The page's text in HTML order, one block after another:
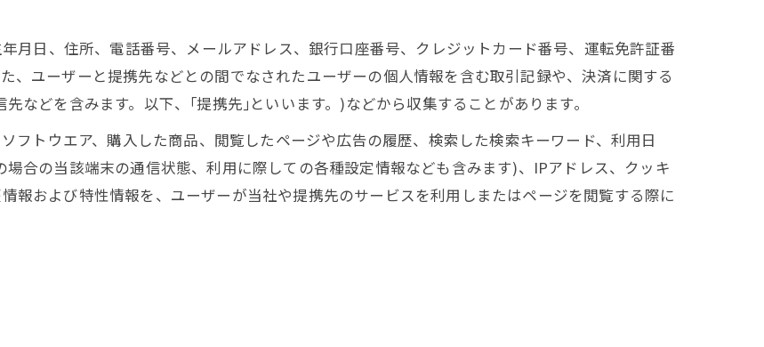
月日、住所、電話番号、メールアドレス、銀行口座番号、クレジットカード番号、運転免許証番
、ユーザーと提携先などとの間でなされたユーザーの個人情報を含む取引記録や、決済に関する
などを含みます。以下、｢提携先｣といいます。)などから収集することがあります。
フトウエア、購入した商品、閲覧したページや広告の履歴、検索した検索キーワード、利用日
合の当該端末の通信状態、利用に際しての各種設定情報なども含みます)、IPアドレス、クッキ
報および特性情報を、ユーザーが当社や提携先のサービスを利用しまたはページを閲覧する際に